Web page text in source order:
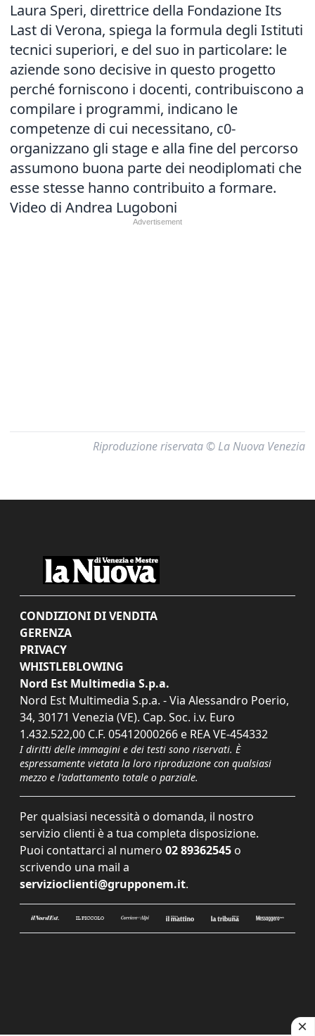
Laura Speri, direttrice della Fondazione Its
Last di Verona, spiega la formula degli Istituti
tecnici superiori, e del suo in particolare: le
aziende sono decisive in questo progetto
perché forniscono i docenti, contribuiscono a
compilare i programmi, indicano le
competenze di cui necessitano, c0-
organizzano gli stage e alla fine del percorso
assumono buona parte dei neodiplomati che
esse stesse hanno contribuito a formare.
Video di Andrea Lugoboni
Riproduzione riservata © La Nuova Venezia
CONDIZIONI DI VENDITA
GERENZA
PRIVACY
WHISTLEBLOWING
Nord Est Multimedia S.p.a.
Nord Est Multimedia S.p.a. - Via Alessandro Poerio,
34, 30171 Venezia (VE). Cap. Soc. i.v. Euro
1.432.522,00 C.F. 05412000266 e REA VE-454332
I diritti delle immagini e dei testi sono riservati. È
espressamente vietata la loro riproduzione con qualsiasi
mezzo e l'adattamento totale o parziale.
Per qualsiasi necessità o domanda, il nostro
servizio clienti è a tua completa disposizione.
Puoi contattarci al numero 02 89362545 o
scrivendo una mail a
servizioclienti@grupponem.it.